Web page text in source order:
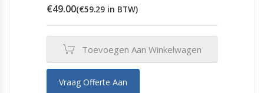
€49.00(€59.29 in BTW)
Toevoegen Aan Winkelwagen
Vraag Offerte Aan